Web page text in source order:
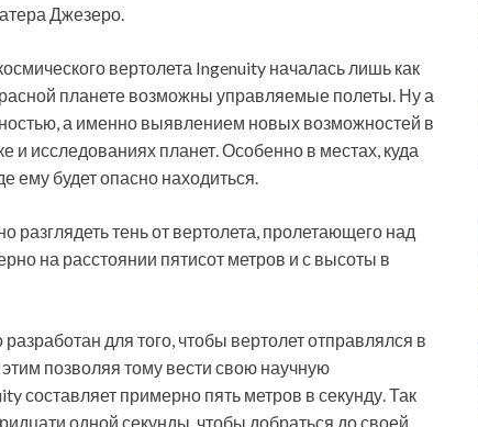
Джезеро.
вертолета Ingenuity началась лишь как
планете возможны управляемые полеты. Ну а
а именно выявлением новых возможностей в
и исследованиях планет. Особенно в местах, куда
ему будет опасно находиться.
тень от вертолета, пролетающего над
на расстоянии пятисот метров и с высоты в
для того, чтобы вертолет отправлялся в
позволяя тому вести свою научную
составляет примерно пять метров в секунду. Так
одной секунды, чтобы добраться до своей